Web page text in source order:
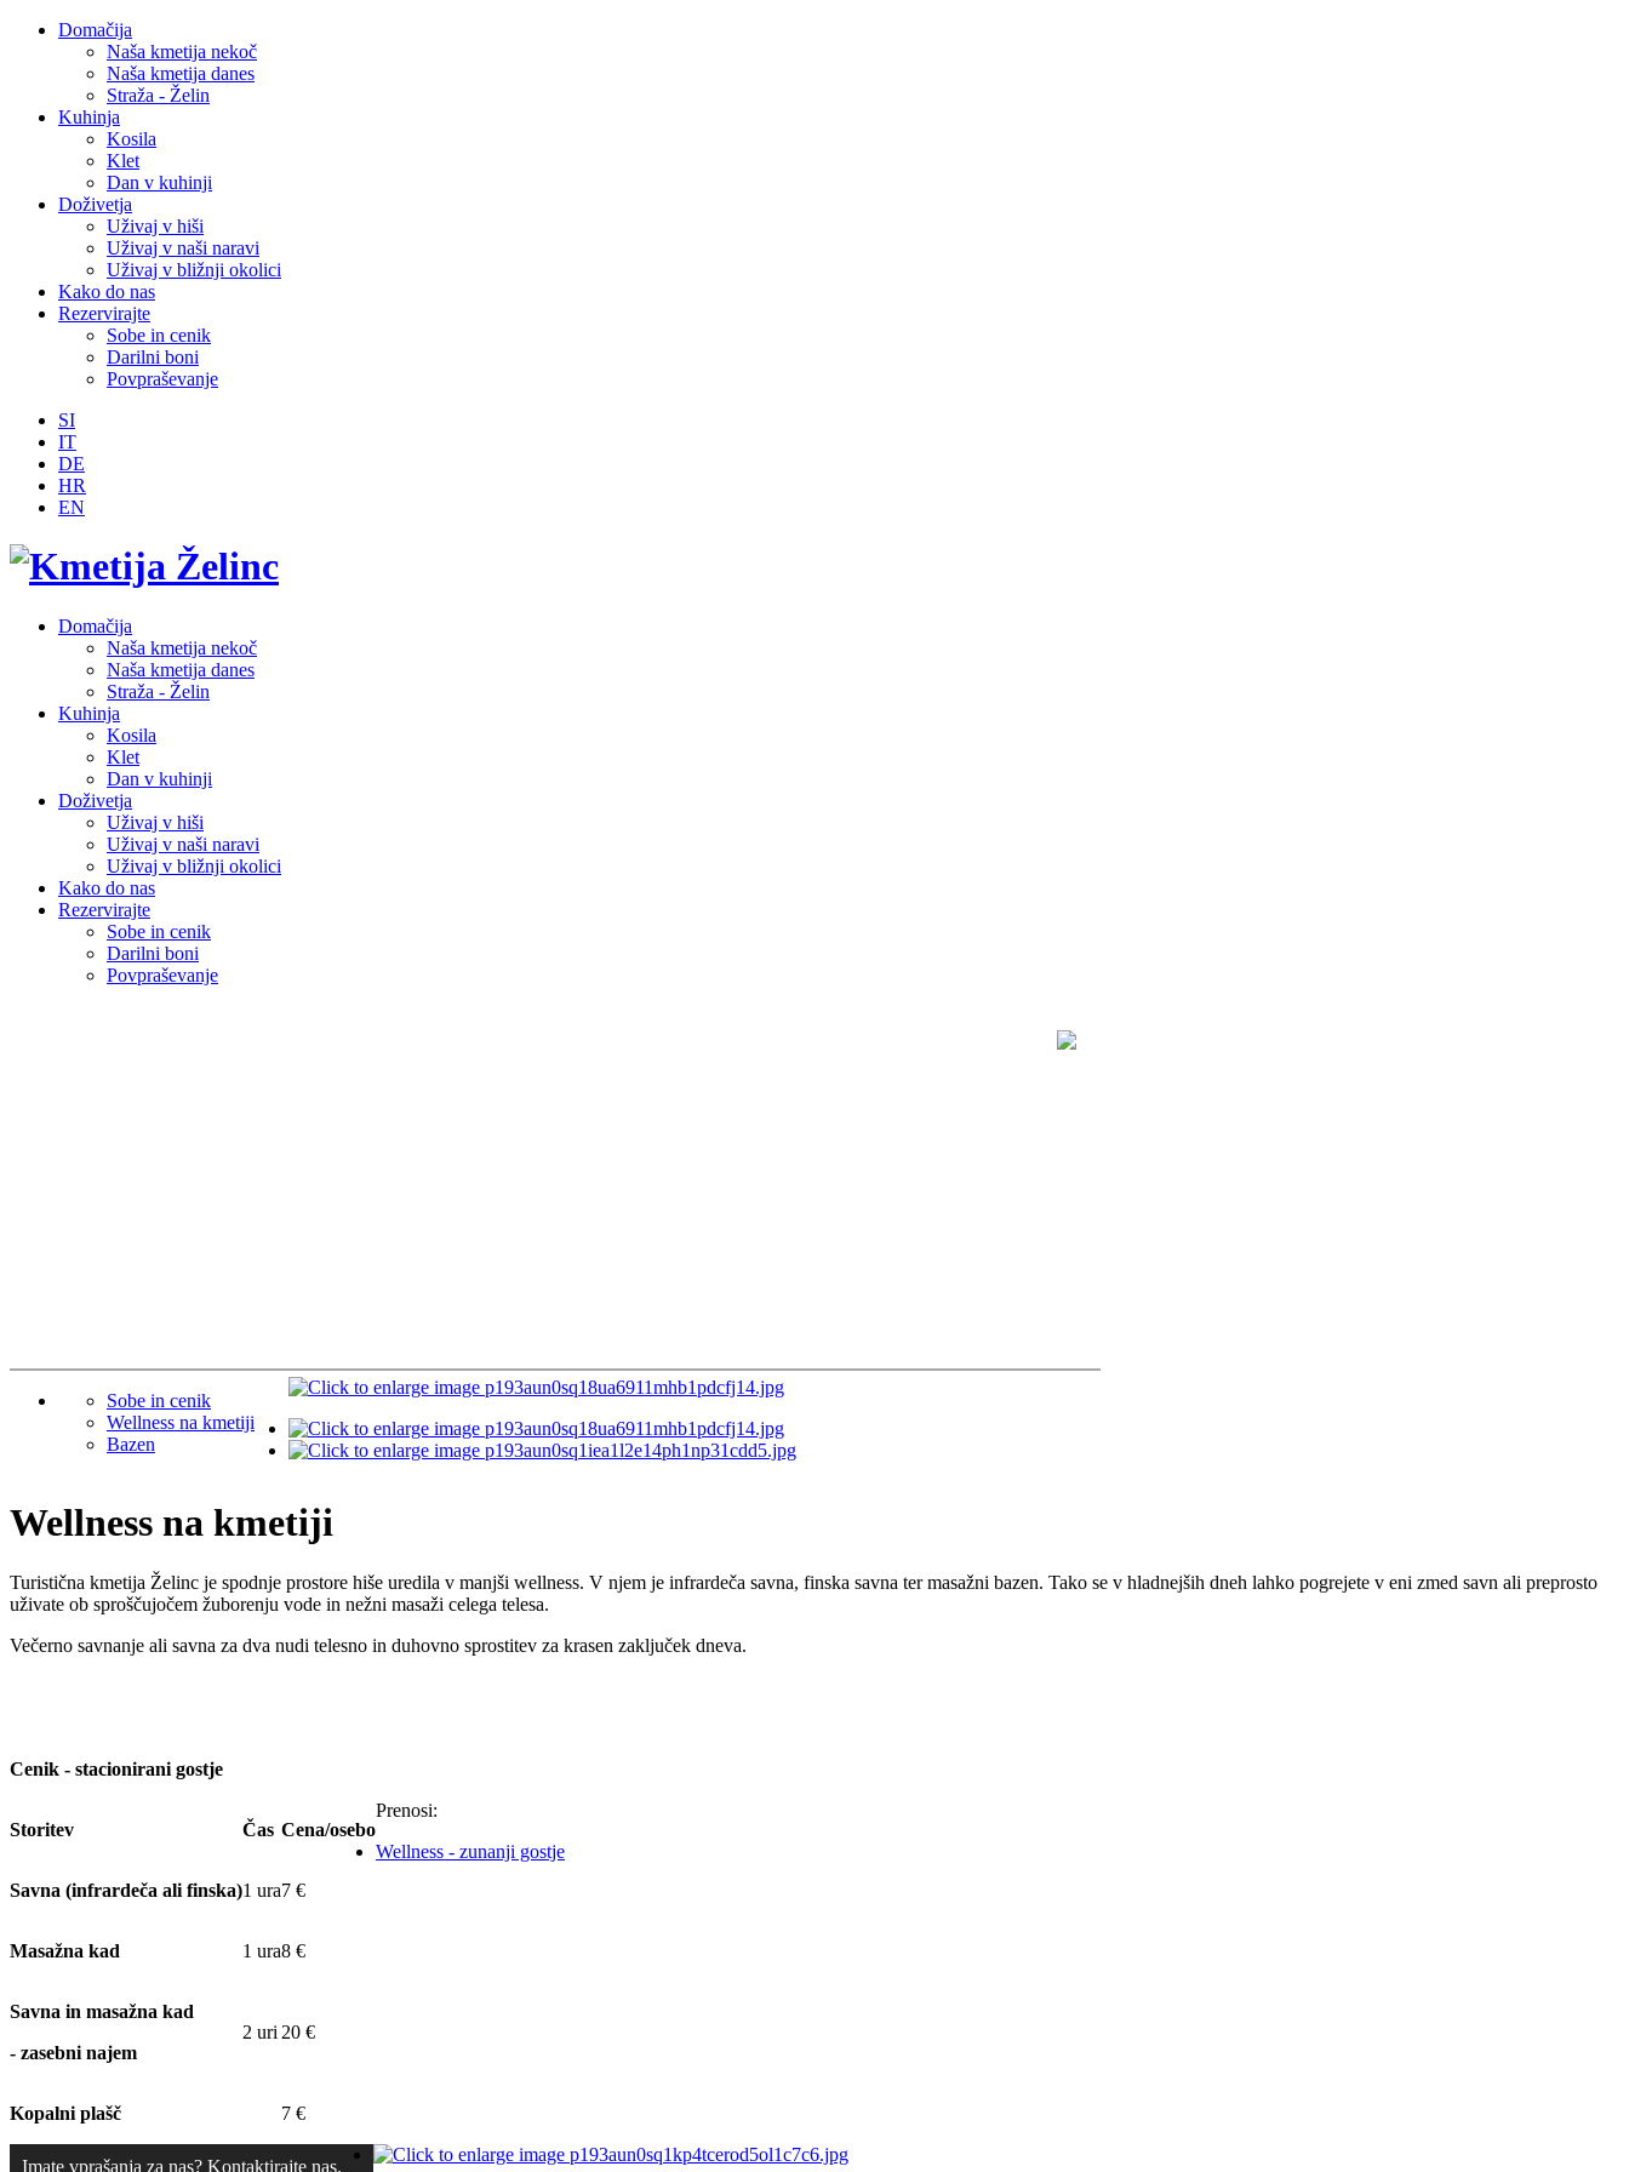
Domačija
Naša kmetija nekoč
Naša kmetija danes
Straža - Želin
Kuhinja
Kosila
Klet
Dan v kuhinji
Doživetja
Uživaj v hiši
Uživaj v naši naravi
Uživaj v bližnji okolici
Kako do nas
Rezervirajte
Sobe in cenik
Darilni boni
Povpraševanje
SI
IT
DE
HR
EN
Domačija
Naša kmetija nekoč
Naša kmetija danes
Straža - Želin
Kuhinja
Kosila
Klet
Dan v kuhinji
Doživetja
Uživaj v hiši
Uživaj v naši naravi
Uživaj v bližnji okolici
Kako do nas
Rezervirajte
Sobe in cenik
Darilni boni
Povpraševanje
Sobe in cenik
Wellness na kmetiji
Bazen
Wellness na kmetiji
Turistična kmetija Želinc je spodnje prostore hiše uredila v manjši wellness. V njem je infrardeča savna, finska savna ter masažni bazen. Tako se v hladnejših dneh lahko pogrejete v eni zmed savn ali preprosto
uživate ob sproščujočem žuborenju vode in nežni masaži celega telesa.
Večerno savnanje ali savna za dva nudi telesno in duhovno sprostitev za krasen zaključek dneva.
Cenik - stacionirani gostje
Storitev Čas Cena/osebo
Savna (infrardeča ali finska)1 ura7 €
Masažna kad 1 ura8 €
Savna in masažna kad
- zasebni najem
2 uri 20 €
Kopalni plašč 7 €
Prenosi:
Wellness - zunanji gostje
Imate vprašanja za nas? Kontaktirajte nas.